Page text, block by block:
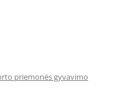
priemonės gyvavimo